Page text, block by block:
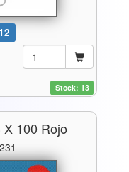
Stock: 13
X 100 Rojo